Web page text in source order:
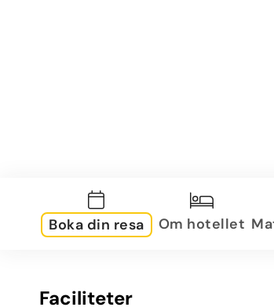
Boka din resa Om hotellet
Faciliteter